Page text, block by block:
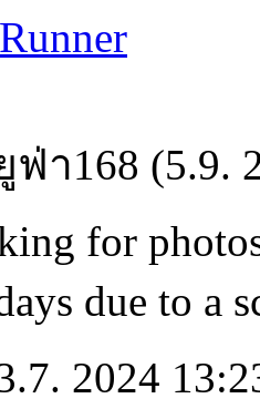
ฟ่า168 (5.9.
for
due to a
2024